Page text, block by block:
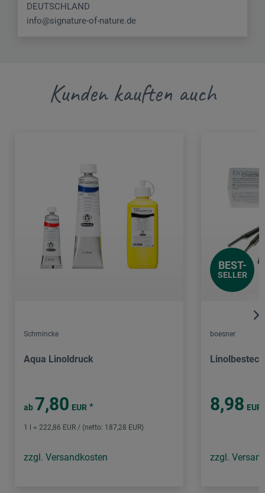
DEUTSCHLAND
info@signature-of-nature.de
Kunden kauften auch
Schmincke
Aqua Linoldruck
ab 7,80 EUR *
1 l = 222,86 EUR / (netto: 187,28 EUR)
zzgl. Versandkosten
BEST-
SELLER
boesner
Linolbesteck
8,98 EUR
zzgl.